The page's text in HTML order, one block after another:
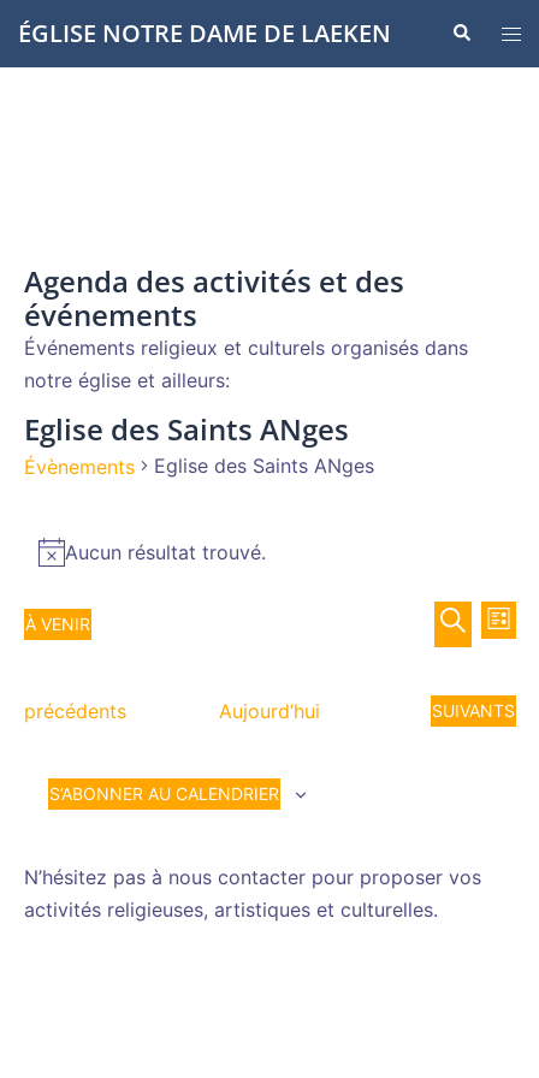
Aller
auÉGLISE NOTRE DAME DE LAEKEN
le
Agenda des activités et des
événements
Événements religieux et culturels organisés dans
notre église et ailleurs:
Eglise des Saints ANges
Évènements Eglise des Saints ANges
Notice
Aucun résultat trouvé.
et
de
de
LISTE
À VENIR
date.
Évènements
précédents Aujourd’hui SUIVANTS
S’ABONNER AU CALENDRIER
N’hésitez pas à nous contacter pour proposer vos
activités religieuses, artistiques et culturelles.